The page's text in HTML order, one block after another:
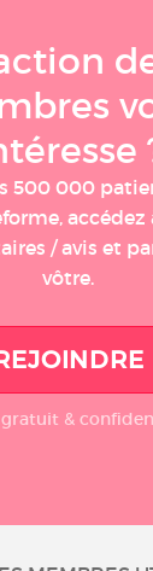
500 000
accédez
/ avis et
vôtre.
gratuit &